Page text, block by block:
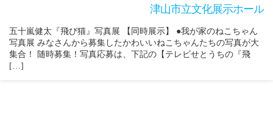
津山市立文化展示ホール
五十嵐健太『飛び猫』写真展 【同時展示】 ●我が家のねこちゃん
写真展 みなさんから募集したかわいいねこちゃんたちの写真が大
集合！ 随時募集！写真応募は、下記の【テレビせとうちの『飛
[…]